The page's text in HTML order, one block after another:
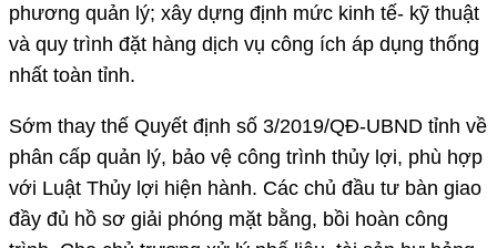
phương quản lý; xây dựng định mức kinh tế- kỹ thuật
và quy trình đặt hàng dịch vụ công ích áp dụng thống
nhất toàn tỉnh.
Sớm thay thế Quyết định số 3/2019/QĐ-UBND tỉnh về
phân cấp quản lý, bảo vệ công trình thủy lợi, phù hợp
với Luật Thủy lợi hiện hành. Các chủ đầu tư bàn giao
đầy đủ hồ sơ giải phóng mặt bằng, bồi hoàn công